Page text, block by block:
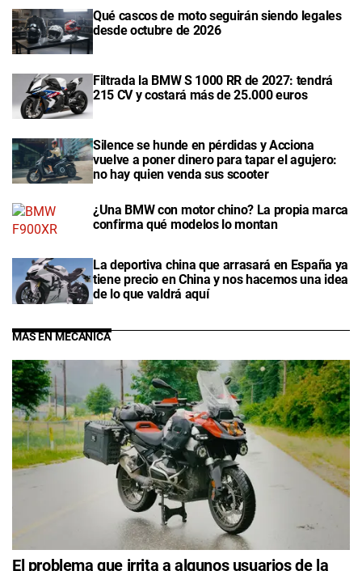
Qué cascos de moto seguirán siendo legales
desde octubre de 2026
Filtrada la BMW S 1000 RR de 2027: tendrá
215 CV y costará más de 25.000 euros
Silence se hunde en pérdidas y Acciona
vuelve a poner dinero para tapar el agujero:
no hay quien venda sus scooter
¿Una BMW con motor chino? La propia marca
confirma qué modelos lo montan
La deportiva china que arrasará en España ya
tiene precio en China y nos hacemos una idea
de lo que valdrá aquí
MÁS EN MECÁNICA
El problema que irrita a algunos usuarios de la